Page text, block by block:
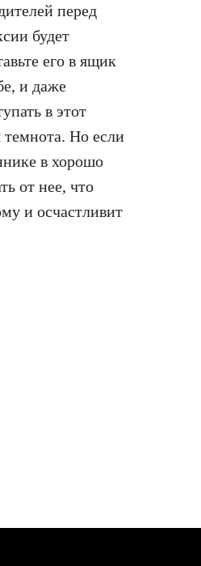
перед
будет
его в ящик
и даже
в этот
темнота. Но если
в хорошо
от нее, что
и осчастливит